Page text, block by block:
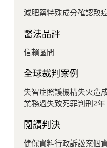
減肥藥特殊成分確認致
醫法品評
信賴區間
全球裁判案例
失智症照護機構失火造
業務過失致死罪判刑2年
閱讀判決
健保資料行政訴訟案個